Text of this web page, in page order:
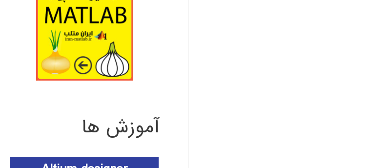
آموزش ها